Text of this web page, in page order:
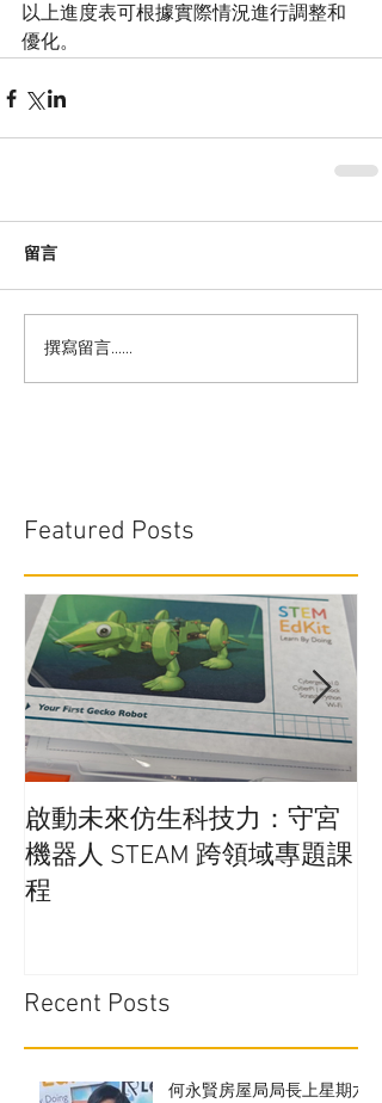
以上進度表可根據實際情況進行調整和
優化。
留言
撰寫留言......
Featured Posts
啟動未來仿生科技力：守宮
機器人 STEAM 跨領域專題課
程
Recent Posts
何永賢房屋局局長上星期六